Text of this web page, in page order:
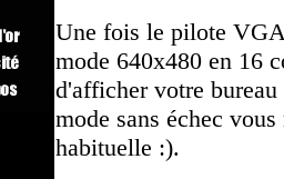
Une fois le pilote
mode 640x480 en 16
d'afficher votre
mode sans échec
habituelle :).